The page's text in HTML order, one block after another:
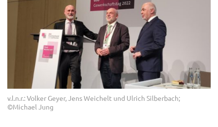
v.l.n.r.: Volker Geyer, Jens Weichelt und Ulrich Silberbach;
©Michael Jung